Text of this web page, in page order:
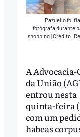
Pazuello foi
fotógrafa durante
shopping|Crédito:
A
da União
entrou nesta
quinta-feira
com um
habeas